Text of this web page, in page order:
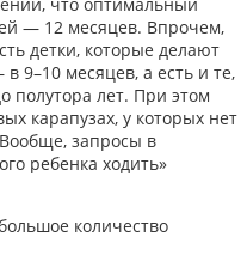
— 12 месяцев. Впрочем,
детки, которые делают
9–10 месяцев, а есть и те,
полутора лет. При этом
карапузах, у которых нет
запросы в
ребенка ходить»
количество